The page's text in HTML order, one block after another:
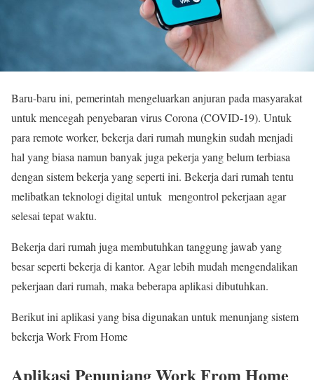
Baru-baru ini, pemerintah mengeluarkan anjuran pada masyarakat
untuk mencegah penyebaran virus Corona (COVID-19). Untuk
para remote worker, bekerja dari rumah mungkin sudah menjadi
hal yang biasa namun banyak juga pekerja yang belum terbiasa
dengan sistem bekerja yang seperti ini. Bekerja dari rumah tentu
melibatkan teknologi digital untuk mengontrol pekerjaan agar
selesai tepat waktu.
Bekerja dari rumah juga membutuhkan tanggung jawab yang
besar seperti bekerja di kantor. Agar lebih mudah mengendalikan
pekerjaan dari rumah, maka beberapa aplikasi dibutuhkan.
Berikut ini aplikasi yang bisa digunakan untuk menunjang sistem
bekerja Work From Home
Aplikasi Penunjang Work From Home